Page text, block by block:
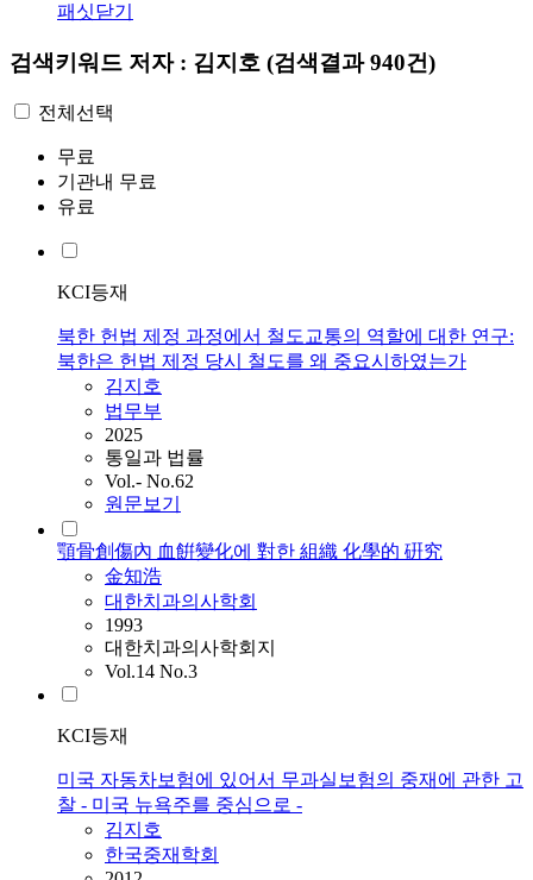
패싯닫기
검색키워드 저자 : 김지호 (검색결과 940건)
전체선택
무료
기관내 무료
유료
KCI등재
북한 헌법 제정 과정에서 철도교통의 역할에 대한 연구:
북한은 헌법 제정 당시 철도를 왜 중요시하였는가
김지호
법무부
2025
통일과 법률
Vol.- No.62
원문보기
顎骨創傷內 血餠變化에 對한 組織 化學的 硏究
金知浩
대한치과의사학회
1993
대한치과의사학회지
Vol.14 No.3
KCI등재
미국 자동차보험에 있어서 무과실보험의 중재에 관한 고
찰 - 미국 뉴욕주를 중심으로 -
김지호
한국중재학회